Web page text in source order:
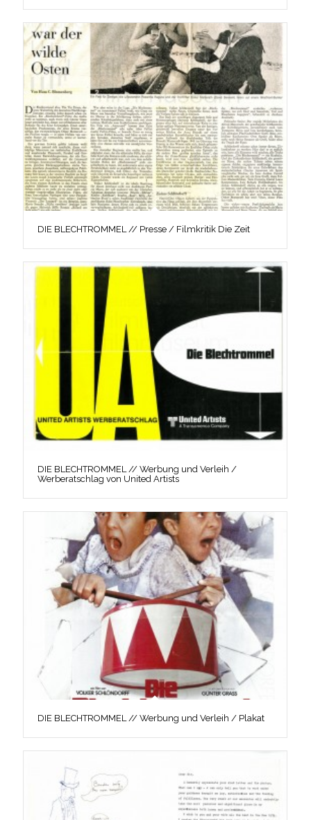
DIE BLECHTROMMEL // Presse / Filmkritik Die Zeit
DIE BLECHTROMMEL // Werbung und Verleih /
Werberatschlag von United Artists
DIE BLECHTROMMEL // Werbung und Verleih / Plakat